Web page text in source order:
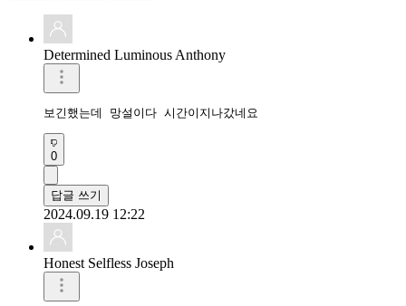
Determined Luminous Anthony
보긴했는데 망설이다 시간이지나갔네요
0
답글 쓰기
2024.09.19 12:22
Honest Selfless Joseph